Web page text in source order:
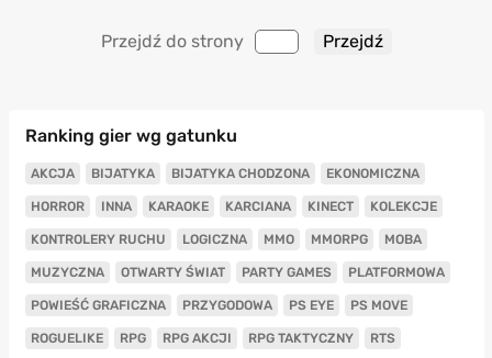
Przejdź do strony
Ranking gier wg gatunku
AKCJA BIJATYKA BIJATYKA CHODZONA EKONOMICZNA
HORROR INNA KARAOKE KARCIANA KINECT KOLEKCJE
KONTROLERY RUCHU LOGICZNA MMO MMORPG MOBA
MUZYCZNA OTWARTY ŚWIAT PARTY GAMES PLATFORMOWA
POWIEŚĆ GRAFICZNA PRZYGODOWA PS EYE PS MOVE
ROGUELIKE RPG RPG AKCJI RPG TAKTYCZNY RTS